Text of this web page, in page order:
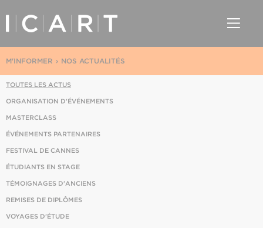
NOS ACTUALITÉS
M'INFORMER
TOUTES LES ACTUS
ORGANISATION D'ÉVÉNEMENTS
MASTERCLASS
ÉVÉNEMENTS PARTENAIRES
FESTIVAL DE CANNES
ÉTUDIANTS EN STAGE
TÉMOIGNAGES D'ANCIENS
REMISES DE DIPLÔMES
VOYAGES D'ÉTUDE